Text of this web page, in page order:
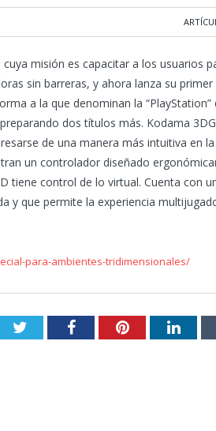
misión es capacitar a los usuarios
sin barreras, y ahora lanza su
a la que denominan la “PlayStation”
dos títulos más. Kodama
de una manera más intuitiva en
un controlador diseñado
tiene control de lo virtual. Cuenta con
y que permite la experiencia
para-ambientes-tridimensionales/
TwitterFacebookPinterest